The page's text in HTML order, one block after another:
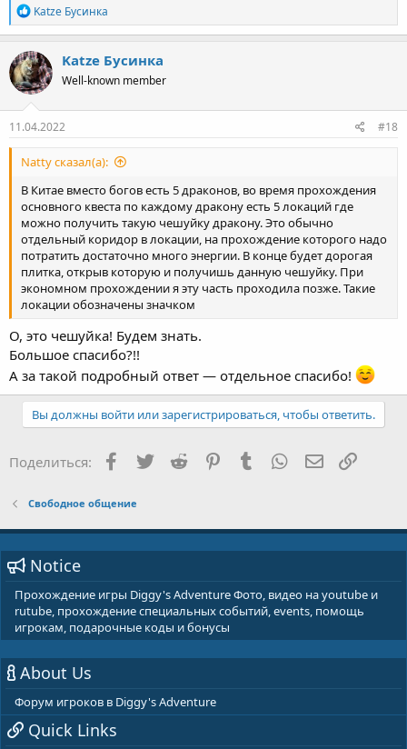
R
e
a
c
t
i
o
n
s
Katze Бусинка
Katze Бусинка
Well-known member
11.04.2022 #18
Natty сказал(а):
В Китае вместо богов есть 5 драконов, во время прохождения
основного квеста по каждому дракону есть 5 локаций где
можно получить такую чешуйку дракону. Это обычно
отдельный коридор в локации, на прохождение которого надо
потратить достаточно много энергии. В конце будет дорогая
плитка, открыв которую и получишь данную чешуйку. При
экономном прохождении я эту часть проходила позже. Такие
локации обозначены значком
О, это чешуйка! Будем знать.
Большое спасибо?!!
А за такой подробный ответ — отдельное спасибо!
Вы должны войти или зарегистрироваться, чтобы ответить.
Поделиться: Facebook
Twitter Reddit PinterestTumblr WhatsApp
E-mail
Свободное общение
Notice
Прохождение игры Diggy's Adventure Фото, видео на youtube и
rutube, прохождение специальных событий, events, помощь
игрокам, подарочные коды и бонусы
About Us
Форум игроков в Diggy's Adventure
Quick Links